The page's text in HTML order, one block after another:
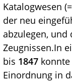
Katalogwesen
der neu
abzulegen,
Zeugnissen.In
bis 1847
Einordnung in